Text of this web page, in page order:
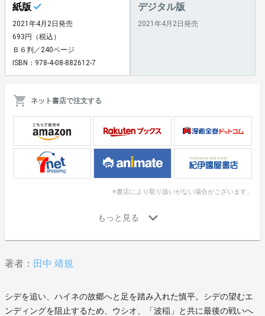
紙版
2021年4月2日発売
693円（税込）
Ｂ６判／240ページ
ISBN：978-4-08-882612-7
デジタル版
2021年4月2日発売
ネット書店で注文する
※書店により取り扱いがない場合がございます。
著者： 田中 靖規
シデを追い、ハイネの故郷へと足を踏み入れた慎平。シデの望むエ
ンディングを阻止するため、ウシオ、「波稲」と共に最後の戦いへ